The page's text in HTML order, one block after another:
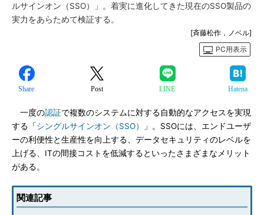
ルサインオン（SSO）」。着実に進化してきた現在のSSO製品の
実力をあらためて検証する。
[斉藤松作，ノベル]
PC用表示
Share Post LINE Hatena
一度の認証で複数のシステムに対する自動的なアクセスを実現
する「シングルサインオン（SSO）
」。SSOには、エンドユーザ
ーの利便性と生産性を向上する、データセキュリティのレベルを
上げる、ITの間接コストを低減するといったさまざまなメリット
がある。
関連記事